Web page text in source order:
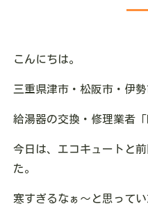
こんにちは。
三重県津市・松阪市・伊
給湯器の交換・修理業者
今日は、エコキュートと
た。
寒すぎるなぁ〜と思って